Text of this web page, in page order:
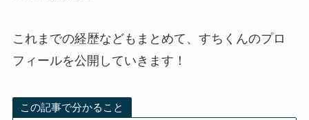
これまでの経歴などもまとめて、すちくんのプロ
フィールを公開していきます！
この記事で分かること